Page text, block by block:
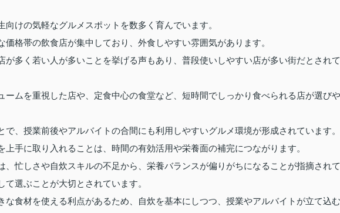
向けの気軽なグルメスポットを数多く育んでいます。
格帯の飲食店が集中しており、外食しやすい雰囲気があります。
が多く若い人が多いことを挙げる声もあり、普段使いしやすい店が多い街だとされて
ームを重視した店や、定食中心の食堂など、短時間でしっかり食べられる店が選びや
で、授業前後やアルバイトの合間にも利用しやすいグルメ環境が形成されています。
上手に取り入れることは、時間の有効活用や栄養面の補完につながります。
、忙しさや自炊スキルの不足から、栄養バランスが偏りがちになることが指摘されて
選ぶことが大切とされています。
な食材を使える利点があるため、自炊を基本にしつつ、授業やアルバイトが立て込む